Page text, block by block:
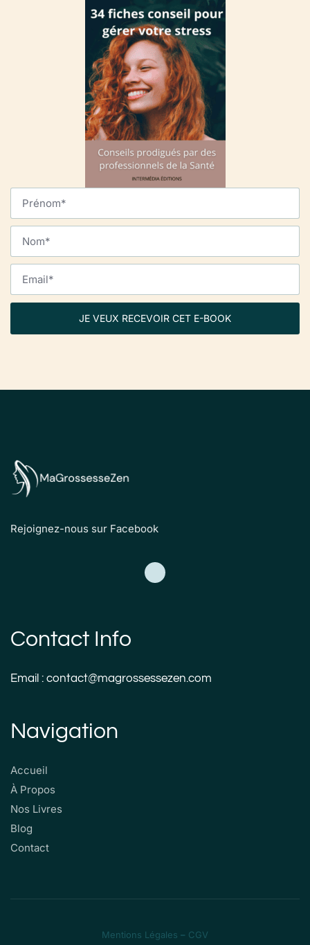
JE VEUX RECEVOIR CET E-BOOK
Rejoignez-nous sur Facebook
Contact Info
Email : contact@magrossessezen.com
Navigation
Accueil
À Propos
Nos Livres
Blog
Contact
Mentions Légales – CGV